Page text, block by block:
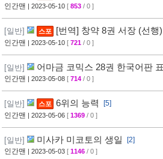
인간맨 | 2023-05-10 [ 853 / 0 ]
[일반] 스포 [번역] 창약 8권 서장 (선행)
인간맨 | 2023-05-10 [ 721 / 0 ]
[일반] 어마금 코믹스 28권 한국어판
인간맨 | 2023-05-08 [ 714 / 0 ]
[일반] 스포 6위의 능력
[5]
인간맨 | 2023-05-06 [ 1369 / 0 ]
[일반] 미사카 미코토의 생일
[2]
인간맨 | 2023-05-03 [ 1146 / 0 ]